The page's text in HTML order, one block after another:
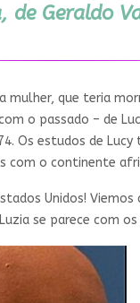
de Geraldo
mulher, que teria
o passado – de
Os estudos de
com o continente
Unidos!
se parece com os